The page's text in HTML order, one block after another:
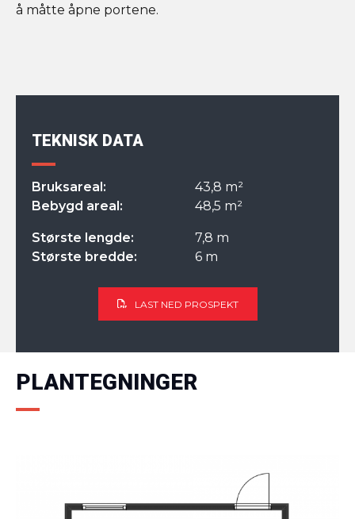
å måtte åpne portene.
TEKNISK DATA
Bruksareal:
43,8 m²
Bebygd areal:
48,5 m²
Største lengde:
7,8 m
Største bredde:
6 m
LAST NED PROSPEKT
PLANTEGNINGER